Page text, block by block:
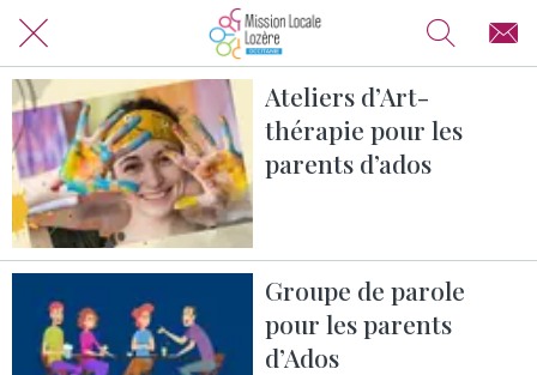
Ateliers d’Art-
thérapie pour les
parents d’ados
Groupe de parole
pour les parents
d’Ados